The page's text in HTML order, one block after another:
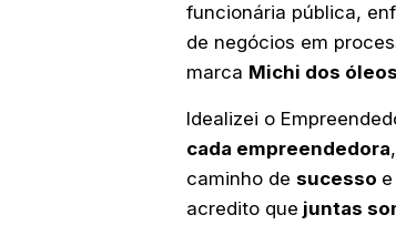
funcionária pública,
de negócios em
marca Michi dos óleos
Idealizei o
cada empreendedora
caminho de sucesso
acredito que juntas